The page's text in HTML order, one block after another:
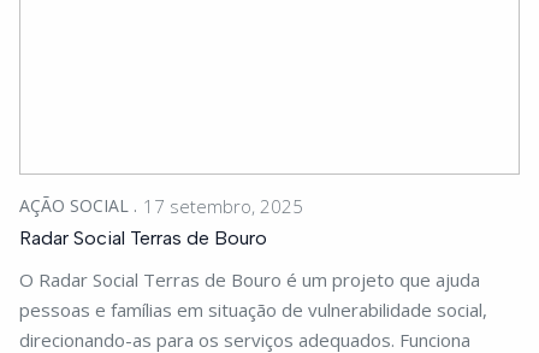
AÇÃO SOCIAL 17 setembro, 2025
Radar Social Terras de Bouro
O Radar Social Terras de Bouro é um projeto que ajuda
pessoas e famílias em situação de vulnerabilidade social,
direcionando-as para os serviços adequados. Funciona